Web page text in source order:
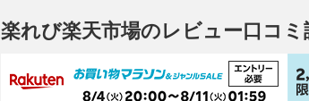
楽れび楽天市場のレビュー口コ